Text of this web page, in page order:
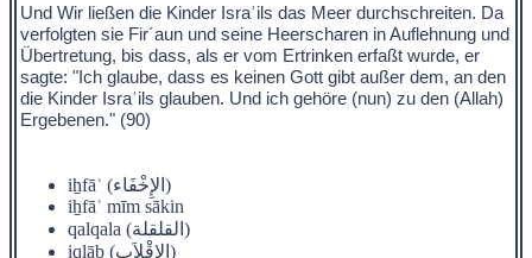
Und Wir ließen die Kinder Israʾils das Meer durchschreiten. Da
verfolgten sie Fir´aun und seine Heerscharen in Auflehnung und
Übertretung, bis dass, als er vom Ertrinken erfaßt wurde, er
sagte: "Ich glaube, dass es keinen Gott gibt außer dem, an den
die Kinder Israʾils glauben. Und ich gehöre (nun) zu den (Allah)
Ergebenen." (90)
iẖfāʾ (الإِخْفَاء)
iẖfāʾ mīm sākin
qalqala (القلقلة)
iqlāb (الإِقْلاَب)